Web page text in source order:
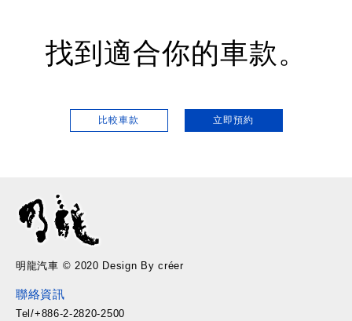
找到適合你的車款。
比較車款 立即預約
明龍汽車 © 2020 Design By créer
聯絡資訊
Tel/+886-2-2820-2500